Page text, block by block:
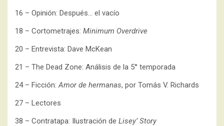
16 – Opinión: Después… el vacío
18 – Cortometrajes: Minimum Overdrive
20 – Entrevista: Dave McKean
21 – The Dead Zone: Análisis de la 5° temporada
24 – Ficción:Amor de hermanas, por Tomás V. Richards
27 – Lectores
38 – Contratapa: Ilustración de Lisey’ Story